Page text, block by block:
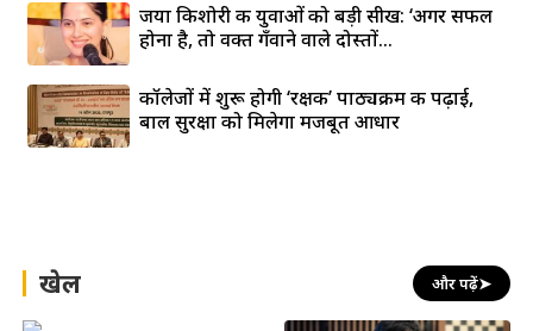
जया किशोरी की युवाओं को बड़ी सीख: ‘अगर सफल
होना है, तो वक्त गँवाने वाले दोस्तों...
कॉलेजों में शुरू होगी ‘रक्षक’ पाठ्यक्रम की पढ़ाई,
बाल सुरक्षा को मिलेगा मजबूत आधार
खेल और पढ़ें➤